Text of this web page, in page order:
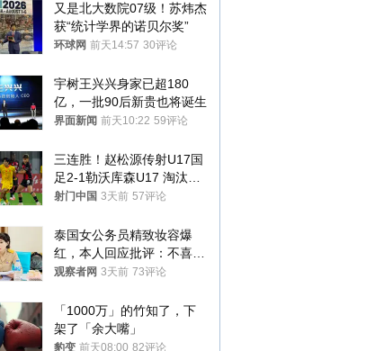
又是北大数院07级！苏炜杰
获“统计学界的诺贝尔奖”
环球网 前天14:57 30评论
宇树王兴兴身家已超180
亿，一批90后新贵也将诞生
界面新闻 前天10:22 59评论
三连胜！赵松源传射U17国
足2-1勒沃库森U17 淘汰赛
将战河床
射门中国 3天前 57评论
泰国女公务员精致妆容爆
红，本人回应批评：不喜欢
就别看
观察者网 3天前 73评论
「1000万」的竹知了，下
架了「余大嘴」
豹变 前天08:00 82评论